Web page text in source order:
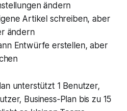
ändern
Artikel schreiben, aber
ändern
Entwürfe erstellen, aber
unterstützt 1 Benutzer,
Business-Plan bis zu 15